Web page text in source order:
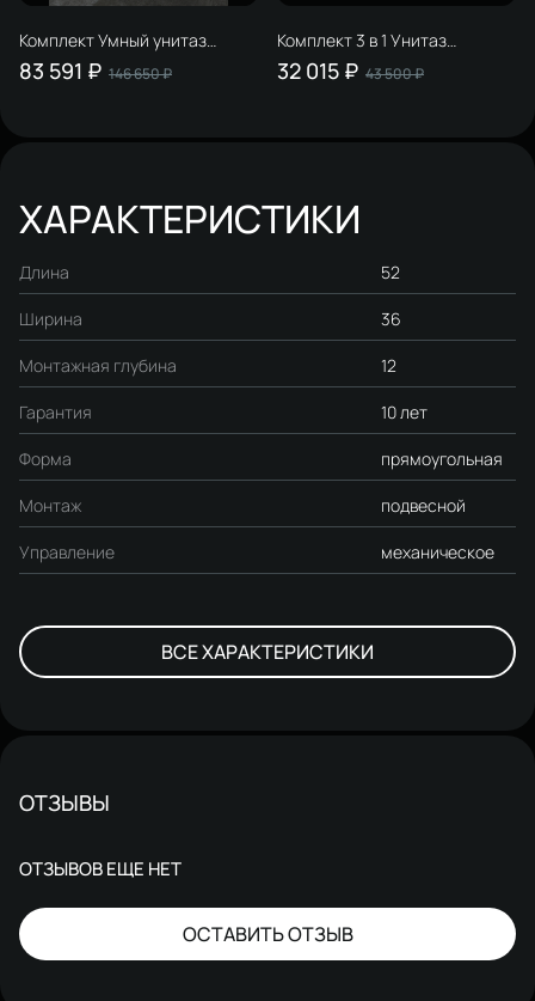
Комплект Умный унитаз
STWORKI Левангер S07405WH
безободковый, с биде, с
83 591 ₽ 146 650 ₽
Комплект 3 в 1 Унитаз
подвесной STWORKI Ноттвиль
SETK3104-2616, белый +
32 015 ₽ 43 500 ₽
ХАРАКТЕРИСТИКИ
Длина 52
Ширина 36
Монтажная глубина 12
Гарантия 10 лет
Форма прямоугольная
Монтаж подвесной
Управление механическое
ВСЕ ХАРАКТЕРИСТИКИ
ОТЗЫВЫ
ОТЗЫВОВ ЕЩЕ НЕТ
ОСТАВИТЬ ОТЗЫВ